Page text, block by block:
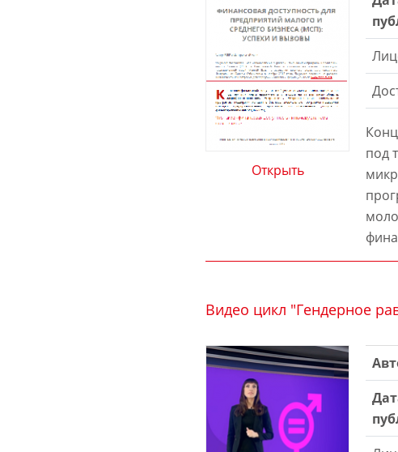
Открыть
под
Видео цикл "Гендерное